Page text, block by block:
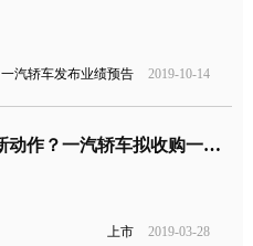
一汽轿车发布业绩预告 2019-10-14
整体上市新动作？一汽轿车拟收购一汽解放
上市 2019-03-28